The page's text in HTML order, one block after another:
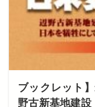
ブックレット
野古新基地建設